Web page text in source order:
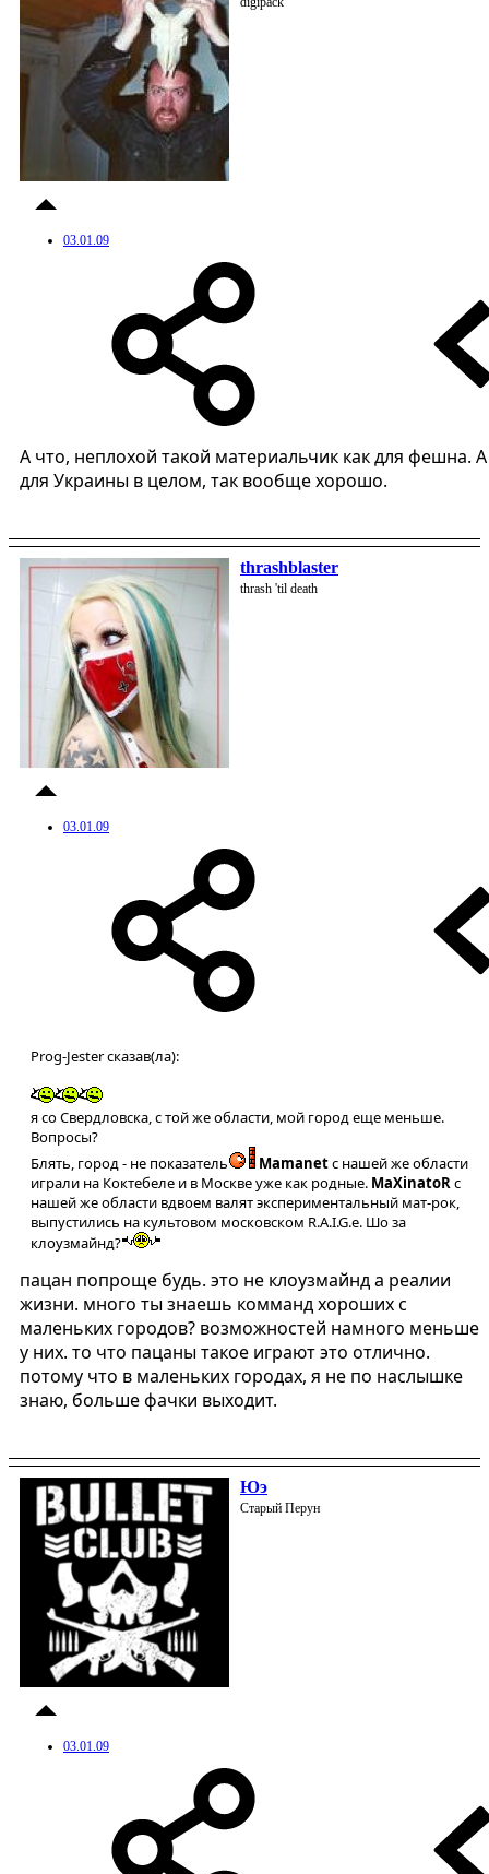
03.01.09
А что, неплохой такой материальчик как для фешна. А
для Украины в целом, так вообще хорошо.
thrashblaster
thrash 'til death
03.01.09
Prog-Jester сказав(ла):
я со Свердловска, с той же области, мой город еще меньше.
Вопросы?
Блять, город - не показатель
Mamanetс нашей же области
играли на Коктебеле и в Москве уже как родные. MaXinatoRс
нашей же области вдвоем валят экспериментальный мат-рок,
выпустились на культовом московском R.A.I.G.e. Шо за
клоузмайнд?
пацан попроще будь. это не клоузмайнд а реалии
жизни. много ты знаешь комманд хороших с
маленьких городов? возможностей намного меньше
у них. то что пацаны такое играют это отлично.
потому что в маленьких городах, я не по наслышке
знаю, больше фачки выходит.
Юэ
Старый Перун
03.01.09